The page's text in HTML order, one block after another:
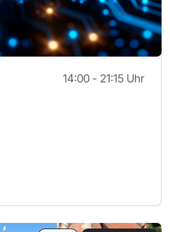
14:00 - 21:15 Uhr